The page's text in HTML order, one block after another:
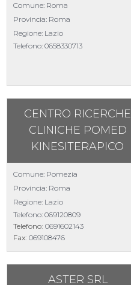
Comune: Roma
Provincia: Roma
Regione: Lazio
Telefono: 0658330713
CENTRO RICERCHE
CLINICHE POMED
KINESITERAPICO
Comune: Pomezia
Provincia: Roma
Regione: Lazio
Telefono: 069120809
Telefono: 0691602143
Fax: 069108476
ASTER SRL